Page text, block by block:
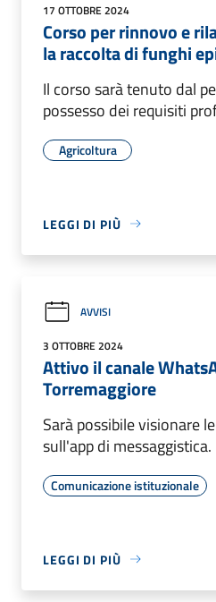
17 OTTOBRE 2024
Corso per rinnovo e
la raccolta di funghi
Il corso sarà tenuto dal
possesso dei requisiti
Agricoltura
LEGGI DI PIÙ
AVVISI
3 OTTOBRE 2024
Attivo il canale
Torremaggiore
Sarà possibile visionare
sull'app di messaggistica.
Comunicazione istituzionale
LEGGI DI PIÙ